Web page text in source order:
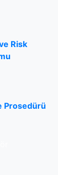
Risk
Prosedürü